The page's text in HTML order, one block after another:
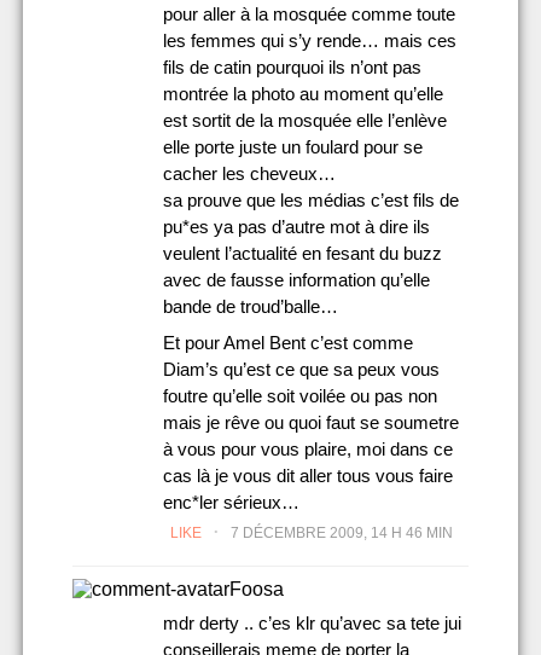
pour aller à la mosquée comme toute
les femmes qui s’y rende… mais ces
fils de catin pourquoi ils n’ont pas
montrée la photo au moment qu’elle
est sortit de la mosquée elle l’enlève
elle porte juste un foulard pour se
cacher les cheveux…
sa prouve que les médias c’est fils de
pu*es ya pas d’autre mot à dire ils
veulent l’actualité en fesant du buzz
avec de fausse information qu’elle
bande de troud’balle…
Et pour Amel Bent c’est comme
Diam’s qu’est ce que sa peux vous
foutre qu’elle soit voilée ou pas non
mais je rêve ou quoi faut se soumetre
à vous pour vous plaire, moi dans ce
cas là je vous dit aller tous vous faire
enc*ler sérieux…
LIKE . 7 DÉCEMBRE 2009, 14 H 46 MIN
Foosa
mdr derty .. c’es klr qu’avec sa tete jui
conseillerais meme de porter la